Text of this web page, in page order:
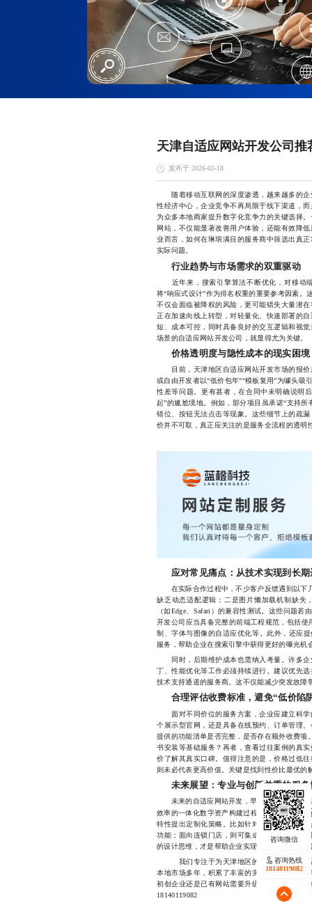
天津自适应网站开发公司推
发布于 2026-03-18
随着移动互联网的深度渗透，越来越多的企
性经济中心，企业竞争不再局限于线下渠道，
为众多本地商家提升数字化竞争力的关键选择
网站，不仅能显著改善用户体验，还能有效降
业而言，如何在琳琅满目的服务商中筛选出真
实际问题。
行业趋势与市场需求的双重驱动
近年来，搜索引擎算法不断优化，对移动
将“响应式设计”作为排名权重的重要参考因素
不仅会面临被降权的风险，更可能错失大量潜
正在加速向线上转型，对轻量化、快速部署的
短、成本可控，同时具备良好的交互逻辑和视
场景的自适应网站开发公司，就显得尤为关键。
价格透明度与隐性成本的现实困境
目前，天津地区自适应网站开发市场的报价
或自由开发者以“低价包年”“模板复用”为噱头
性差等问题。更有甚者，在合同中未明确说明
起”的尴尬境地。例如，部分项目虽承诺“支持
错位、按钮无法点击等现象。这些细节上的疏
价并不可取，真正应关注的是服务全流程的透明
应对常见痛点：从技术实现到长期
在实际合作过程中，不少客户反馈遇到以下
缺乏动态适配逻辑；二是图片懒加载机制缺失
（如Edge、Safari）的兼容性测试。这些问题
开发公司应当具备完整的前端工程规范，包括
制、字体与图像的自适应优化等。此外，还应
服务，帮助企业在搜索引擎中获得更好的曝光机
同时，后期维护成本也需纳入考量。许多企
丁、性能优化等工作必须持续进行。建议优先
技术支持通道的服务商。这不仅能减少突发故
合理评估收费标准，避免“低价陷
面对不同价位的服务方案，企业应建立科
个展示型官网，还是具备在线预约、订单管理
提供的功能清单是否完整，是否存在额外收费项
书安装等基础服务？再者，查看过往案例的真
价了解其真实口碑。值得注意的是，价格过低
则未必代表更高价值。关键是找到性价比最优的
未来展望：专业与创新并重的服务
未来的自适应网站开发，早已超越简单的“多
效率的一体化数字资产构建过程。顶尖的自适
特性提出定制化策略。比如针对天津本地旅游
功能；面向连锁门店，则可集成分店定位、库
的设计思维，才是帮助企业实现长期增长的核心
我们专注于为天津地区的中小型企业提供
本地市场多年，积累了丰富的实战经验，擅长
初创企业还是已有网站需要升级的客户，都能
18140119082
咨询热线
18140119082